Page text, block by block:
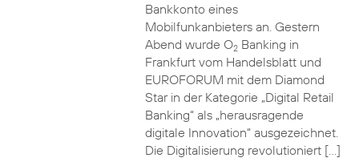
Bankkonto eines
Mobilfunkanbieters an. Gestern
Abend wurde O2Banking in
Frankfurt vom Handelsblatt und
EUROFORUM mit dem Diamond
Star in der Kategorie „Digital Retail
Banking“ als „herausragende
digitale Innovation“ ausgezeichnet.
Die Digitalisierung revolutioniert […]